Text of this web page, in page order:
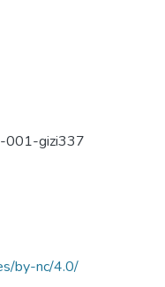
gizi337
by-nc/4.0/